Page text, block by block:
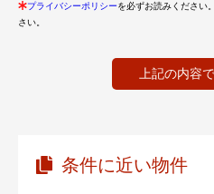
プライバシーポリシーを必ずお読みください
さい。
条件に近い物件